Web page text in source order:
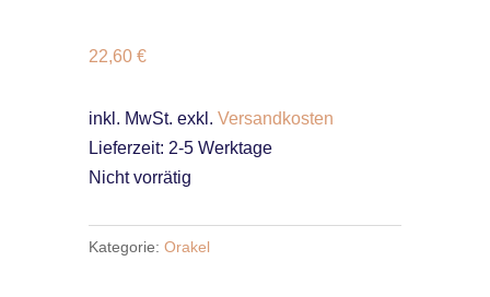
22,60 €
inkl. MwSt. exkl. Versandkosten
Lieferzeit: 2-5 Werktage
Nicht vorrätig
Kategorie: Orakel